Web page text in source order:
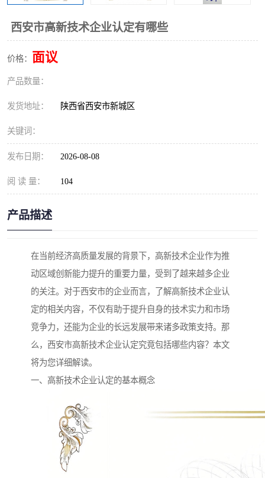
西安市高新技术企业认定有哪些
价格： 面议
产品数量：
发货地址： 陕西省西安市新城区
关键词：
发布日期： 2026-08-08
阅 读 量： 104
产品描述
在当前经济高质量发展的背景下，高新技术企业作为推
动区域创新能力提升的重要力量，受到了越来越多企业
的关注。对于西安市的企业而言，了解高新技术企业认
定的相关内容，不仅有助于提升自身的技术实力和市场
竞争力，还能为企业的长远发展带来诸多政策支持。那
么，西安市高新技术企业认定究竟包括哪些内容？本文
将为您详细解读。
一、高新技术企业认定的基本概念